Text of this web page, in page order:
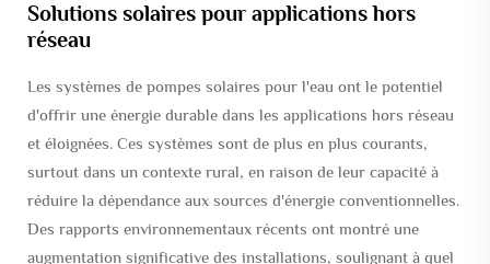
Solutions solaires pour applications hors
réseau
Les systèmes de pompes solaires pour l'eau ont le potentiel
d'offrir une énergie durable dans les applications hors réseau
et éloignées. Ces systèmes sont de plus en plus courants,
surtout dans un contexte rural, en raison de leur capacité à
réduire la dépendance aux sources d'énergie conventionnelles.
Des rapports environnementaux récents ont montré une
augmentation significative des installations, soulignant à quel